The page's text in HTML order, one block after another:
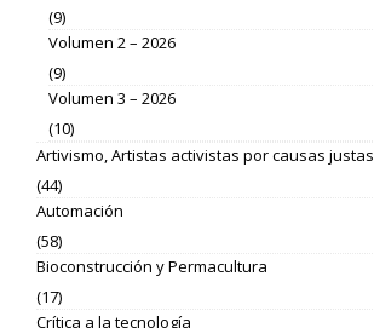
(9)
Volumen 2 – 2026
(9)
Volumen 3 – 2026
(10)
Artivismo, Artistas activistas por causas justas
(44)
Automación
(58)
Bioconstrucción y Permacultura
(17)
Crítica a la tecnología